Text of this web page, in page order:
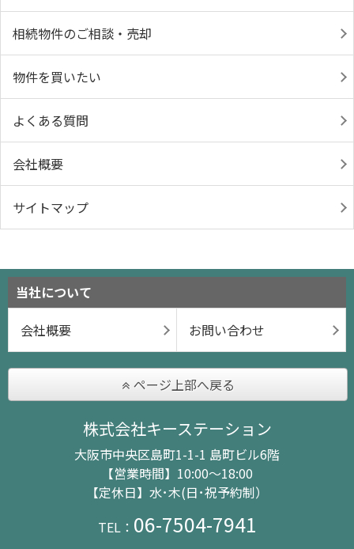
相続物件のご相談・売却
物件を買いたい
よくある質問
会社概要
サイトマップ
当社について
会社概要
お問い合わせ
ページ上部へ戻る
株式会社キーステーション
大阪市中央区島町1-1-1 島町ビル6階
【営業時間】10:00～18:00
【定休日】水･木(日･祝予約制）
TEL： 06-7504-7941